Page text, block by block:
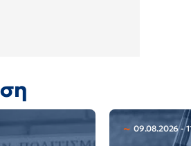
09.08.2026 -